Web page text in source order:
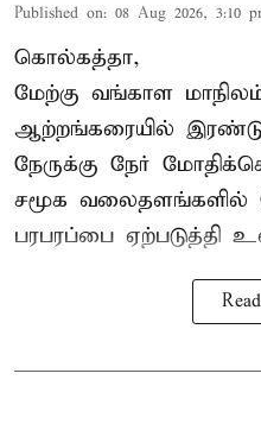
Published on: 08 Aug 2026, 3:10
கொல்கத்தா,
மேற்கு வங்காள
ஆற்றங்கரையில்
நேருக்கு நேர்
சமூக வலைதளங்களில்
பரபரப்பை ஏற்படுத்தி